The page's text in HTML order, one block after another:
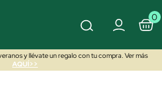
0
y llévate un regalo con tu compra. Ver más
AQUÍ>>